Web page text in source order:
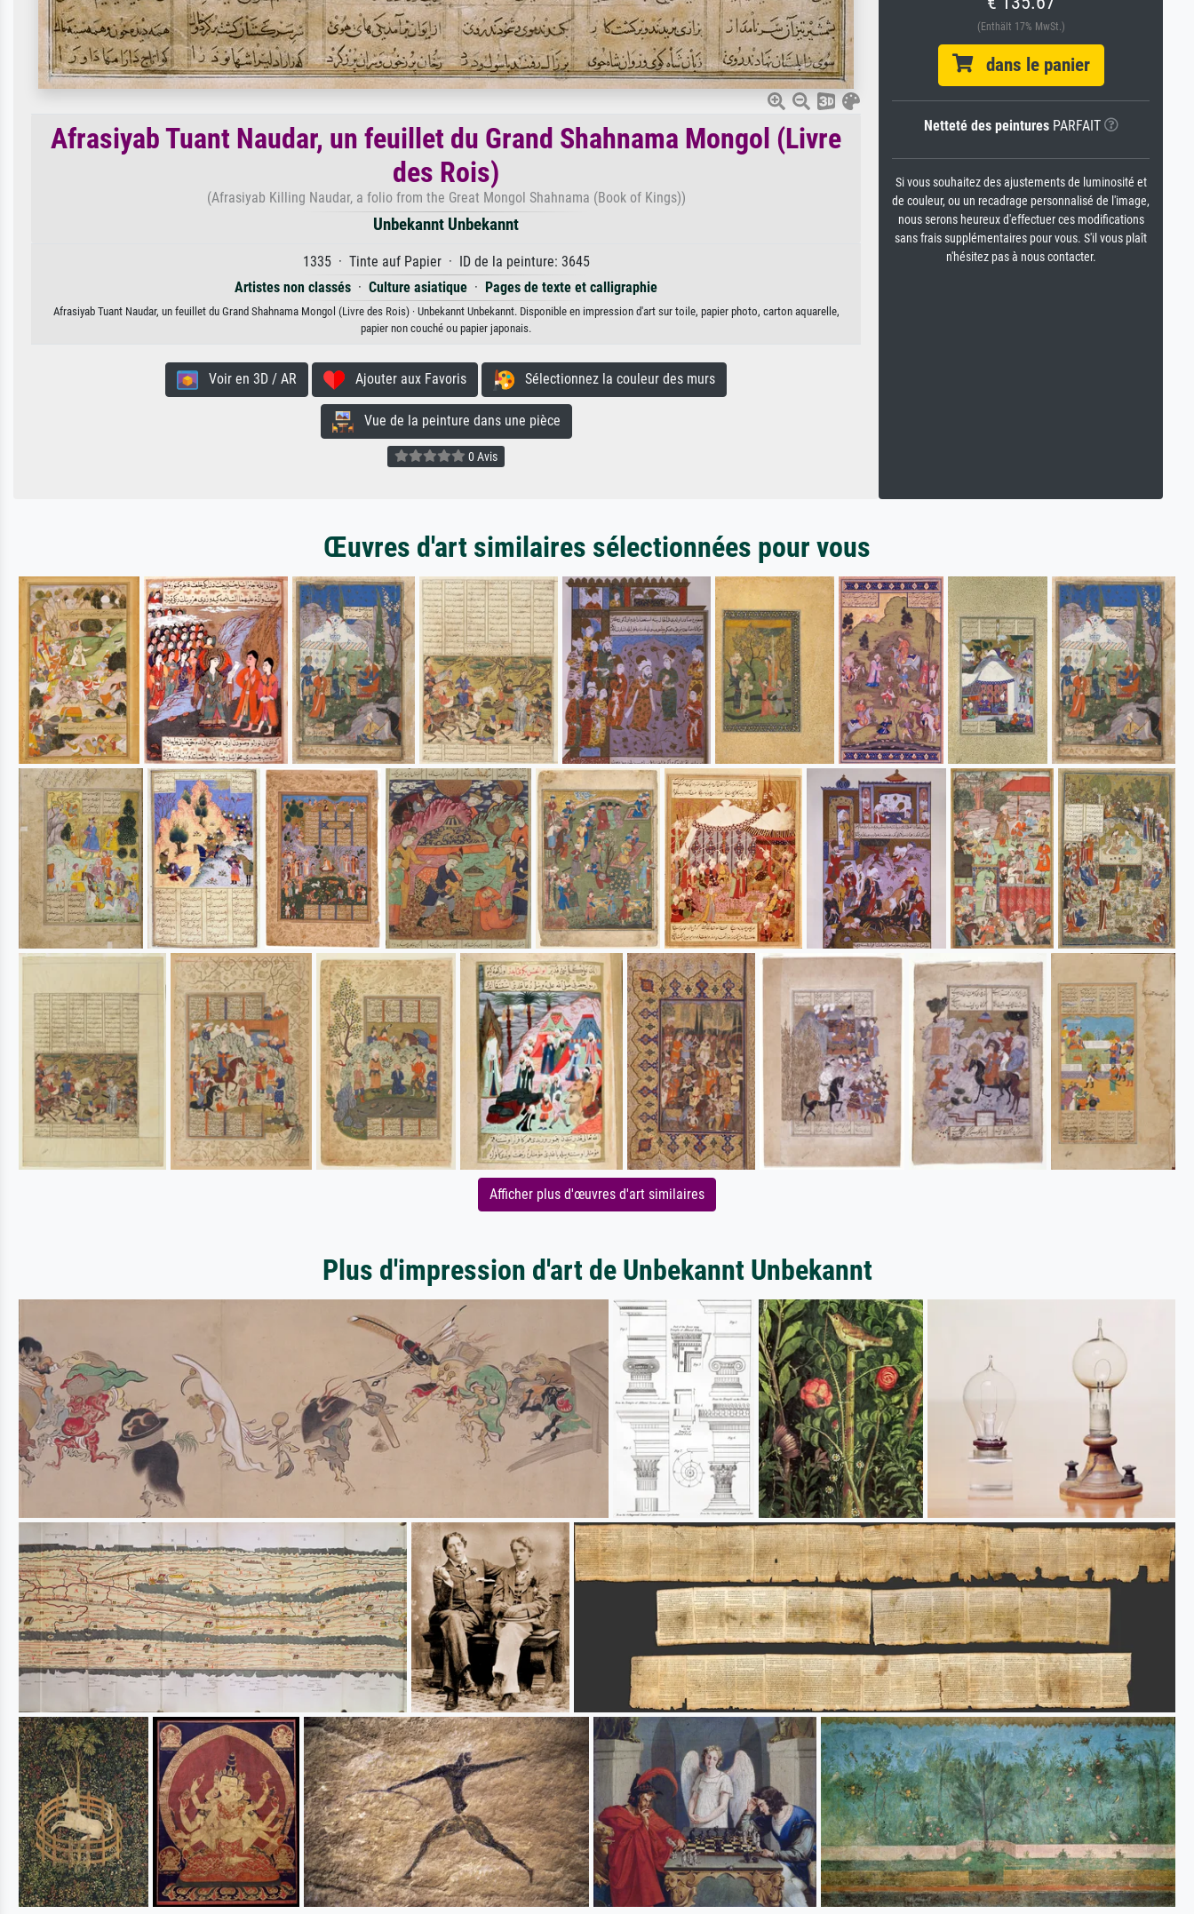
Afrasiyab Tuant Naudar, un feuillet du Grand Shahnama Mongol (Livre
des Rois)
(Afrasiyab Killing Naudar, a folio from the Great Mongol Shahnama (Book of Kings))
Unbekannt Unbekannt
1335 · Tinte auf Papier · ID de la peinture: 3645
Artistes non classés · Culture asiatique · Pages de texte et calligraphie
Afrasiyab Tuant Naudar, un feuillet du Grand Shahnama Mongol (Livre des Rois) · Unbekannt Unbekannt. Disponible en impression d'art sur toile, papier photo, carton aquarelle,
papier non couché ou papier japonais.
Voir en 3D / AR Ajouter aux Favoris Sélectionnez la couleur des murs
Vue de la peinture dans une pièce
0 Avis
(Enthält 17% MwSt.)
dans le panier
Netteté des peinturesPARFAIT
Si vous souhaitez des ajustements de luminosité et
de couleur, ou un recadrage personnalisé de l'image,
nous serons heureux d'effectuer ces modifications
sans frais supplémentaires pour vous. S'il vous plaît
n'hésitez pas à nous contacter.
Œuvres d'art similaires sélectionnées pour vous
Afficher plus d'œuvres d'art similaires
Plus d'impression d'art de Unbekannt Unbekannt